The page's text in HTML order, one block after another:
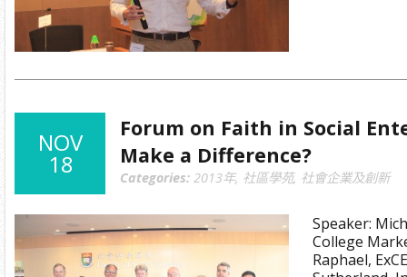
NOV
18
Forum on Faith in Social
Make a Difference?
Categories: 2013年, 社區學苑, 社會企業及創新
Speaker:
College
Raphael,